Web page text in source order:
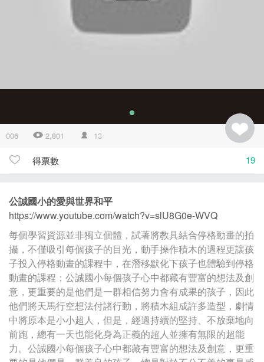
006 2,801 13
得票數 19
公誠國小的愛與世界和平
https://www.youtube.com/watch?v=slU8G0e-WVQ
每個學習資源並非獨立個體，試著將教具結合停格動畫的拍
攝，不僅吸引每個孩子的目光，動手操作積木的過程更讓孩
子投入停格動畫的課程中，在潛移默化下孩子也體驗到停格
動畫的課程；公誠國小每個孩子心中都藏有豐富的想法及創
意，更重要的是他們是一群相信努力會有成果的孩子，因此
他們將天馬行空想法付諸行動，將積木組成許多造型，劇情
中將原本是小小超人，但是，經過持續的堅持、不放棄地向
前跑，總有一天也能化身為正義的超人並擁有無限的超能
力。公誠國小每個孩子心中都藏有豐富的想法及創意，更重